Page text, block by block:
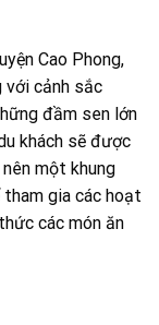
Cao Phong,
với cảnh sắc
đầm sen lớn
khách sẽ được
một khung
gia các hoạt
các món ăn